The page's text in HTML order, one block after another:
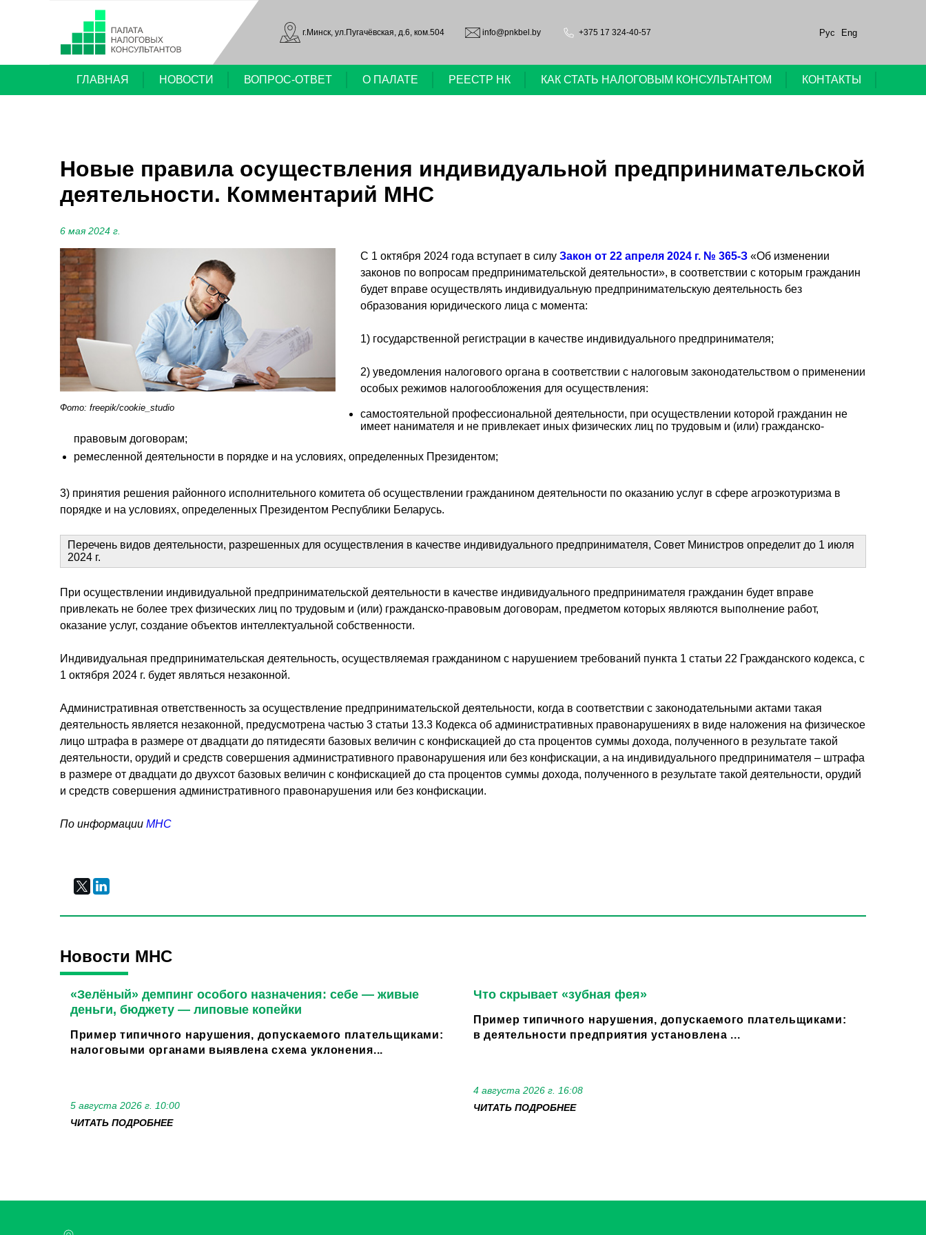
г.Минск, ул.Пугачёвская, д.6, ком.504 info@pnkbel.by +375 17 324-40-57 Рус Eng
ГЛАВНАЯ НОВОСТИ ВОПРОС-ОТВЕТ О ПАЛАТЕ РЕЕСТР НК КАК СТАТЬ НАЛОГОВЫМ КОНСУЛЬТАНТОМ КОНТАКТЫ
Новые правила осуществления индивидуальной предпринимательской
деятельности. Комментарий МНС
6 мая 2024 г.
Фото: freepik/cookie_studio
С 1 октября 2024 года вступает в силуЗакон от 22 апреля 2024 г. № 365-З «Об изменении
законов по вопросам предпринимательской деятельности», в соответствии с которым гражданин
будет вправе осуществлять индивидуальную предпринимательскую деятельность без
образования юридического лица с момента:
1) государственной регистрации в качестве индивидуального предпринимателя;
2) уведомления налогового органа в соответствии с налоговым законодательством о применении
особых режимов налогообложения для осуществления:
самостоятельной профессиональной деятельности, при осуществлении которой гражданин не
имеет нанимателя и не привлекает иных физических лиц по трудовым и (или) гражданско-
правовым договорам;
ремесленной деятельности в порядке и на условиях, определенных Президентом;
3) принятия решения районного исполнительного комитета об осуществлении гражданином деятельности по оказанию услуг в сфере агроэкотуризма в
порядке и на условиях, определенных Президентом Республики Беларусь.
Перечень видов деятельности, разрешенных для осуществления в качестве индивидуального предпринимателя, Совет Министров определит до 1 июля
2024 г.
При осуществлении индивидуальной предпринимательской деятельности в качестве индивидуального предпринимателя гражданин будет вправе
привлекать не более трех физических лиц по трудовым и (или) гражданско-правовым договорам, предметом которых являются выполнение работ,
оказание услуг, создание объектов интеллектуальной собственности.
Индивидуальная предпринимательская деятельность, осуществляемая гражданином с нарушением требований пункта 1 статьи 22 Гражданского кодекса, с
1 октября 2024 г. будет являться незаконной.
Административная ответственность за осуществление предпринимательской деятельности, когда в соответствии с законодательными актами такая
деятельность является незаконной, предусмотрена частью 3 статьи 13.3 Кодекса об административных правонарушениях в виде наложения на физическое
лицо штрафа в размере от двадцати до пятидесяти базовых величин с конфискацией до ста процентов суммы дохода, полученного в результате такой
деятельности, орудий и средств совершения административного правонарушения или без конфискации, а на индивидуального предпринимателя – штрафа
в размере от двадцати до двухсот базовых величин с конфискацией до ста процентов суммы дохода, полученного в результате такой деятельности, орудий
и средств совершения административного правонарушения или без конфискации.
По информации МНС
Новости МНС
«Зелёный» демпинг особого назначения: себе — живые
деньги, бюджету — липовые копейки
Пример типичного нарушения, допускаемого плательщиками:
налоговыми органами выявлена схема уклонения...
5 августа 2026 г. 10:00
ЧИТАТЬ ПОДРОБНЕЕ
Что скрывает «зубная фея»
Пример типичного нарушения, допускаемого плательщиками:
в деятельности предприятия установлена ...
4 августа 2026 г. 16:08
ЧИТАТЬ ПОДРОБНЕЕ